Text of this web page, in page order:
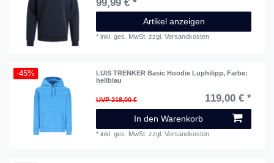
99,99 € *
Artikel anzeigen
*inkl. ges. MwSt. zzgl.Versandkosten
-45% LUIS TRENKER Basic Hoodie Luphilipp, Farbe:
hellblau
UVP 218,00 € 119,00 € *
In den Warenkorb
*inkl. ges. MwSt. zzgl.Versandkosten